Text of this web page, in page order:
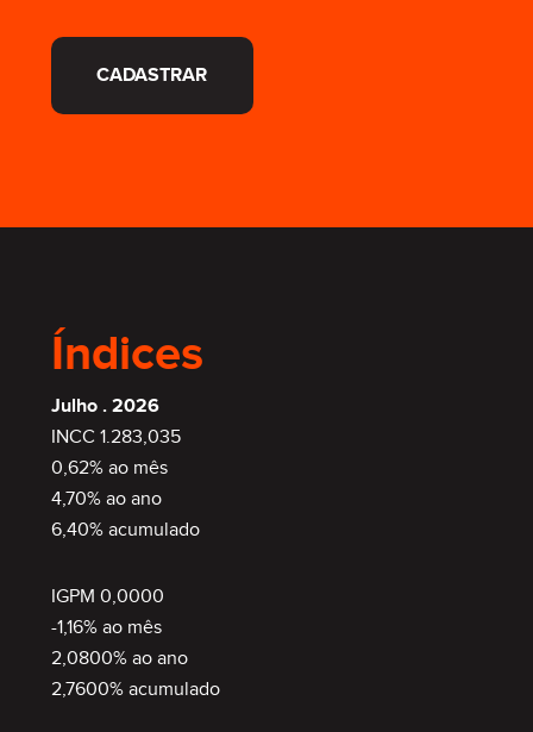
CADASTRAR
Índices
Julho . 2026
INCC 1.283,035
0,62% ao mês
4,70% ao ano
6,40% acumulado
IGPM 0,0000
-1,16% ao mês
2,0800% ao ano
2,7600% acumulado